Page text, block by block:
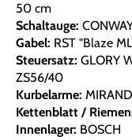
50 cm
Schaltauge:
Gabel: RST "Blaze
Steuersatz: GLORY
ZS56/40
Kurbelarme:
Kettenblatt /
Innenlager: BOSCH